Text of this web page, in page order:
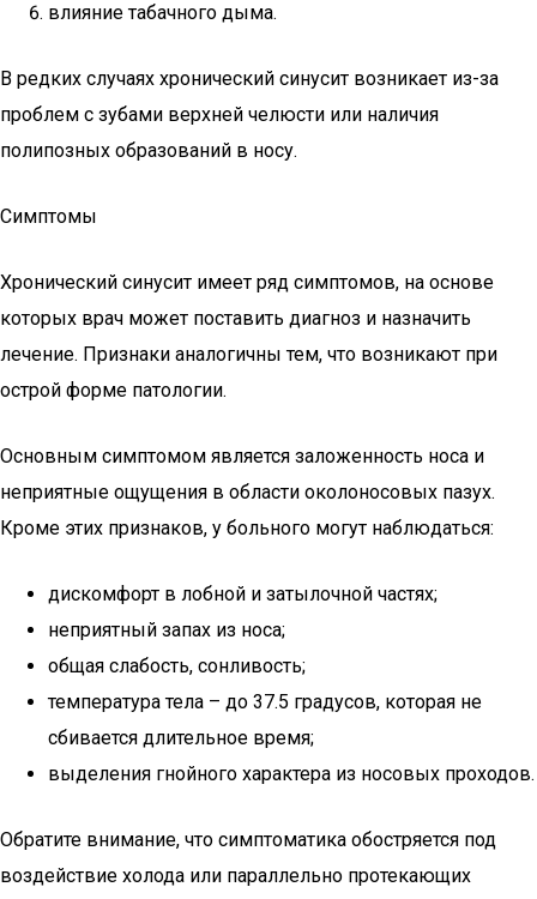
влияние табачного дыма.
В редких случаях хронический синусит возникает из-за
проблем с зубами верхней челюсти или наличия
полипозных образований в носу.
Симптомы
Хронический синусит имеет ряд симптомов, на основе
которых врач может поставить диагноз и назначить
лечение. Признаки аналогичны тем, что возникают при
острой форме патологии.
Основным симптомом является заложенность носа и
неприятные ощущения в области околоносовых пазух.
Кроме этих признаков, у больного могут наблюдаться:
дискомфорт в лобной и затылочной частях;
неприятный запах из носа;
общая слабость, сонливость;
температура тела – до 37.5 градусов, которая не
сбивается длительное время;
выделения гнойного характера из носовых проходов.
Обратите внимание, что симптоматика обостряется под
воздействие холода или параллельно протекающих